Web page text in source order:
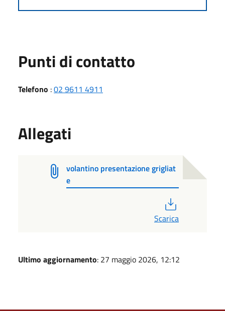
Punti di contatto
Telefono :02 9611 4911
Allegati
volantino presentazione grigliat
e
Scarica
Ultimo aggiornamento: 27 maggio 2026, 12:12